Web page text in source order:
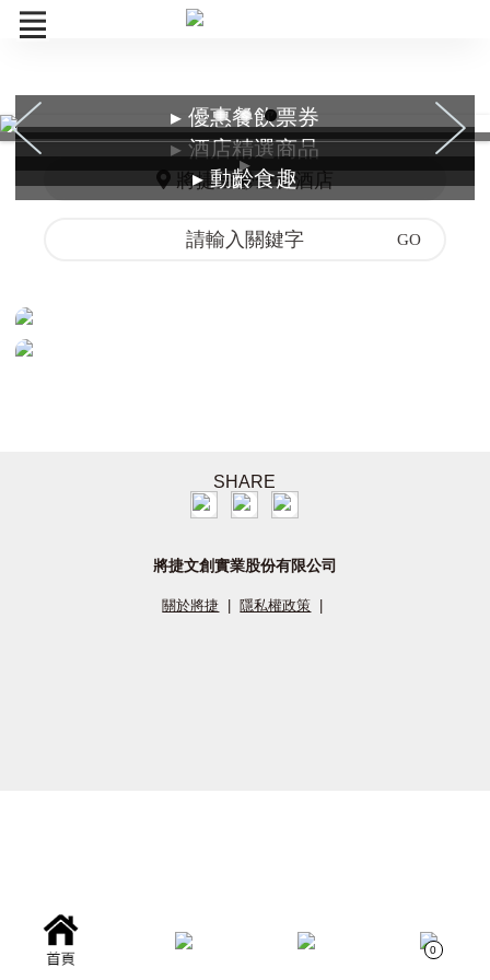
餐飲票券
精選商品
訂單查詢
將捷金鬱金香酒店
▸ 優惠餐飲票券
▸ 酒店精選商品
▸
▸ 動齡食趣
SHARE
將捷文創實業股份有限公司
關於將捷 隱私權政策
0